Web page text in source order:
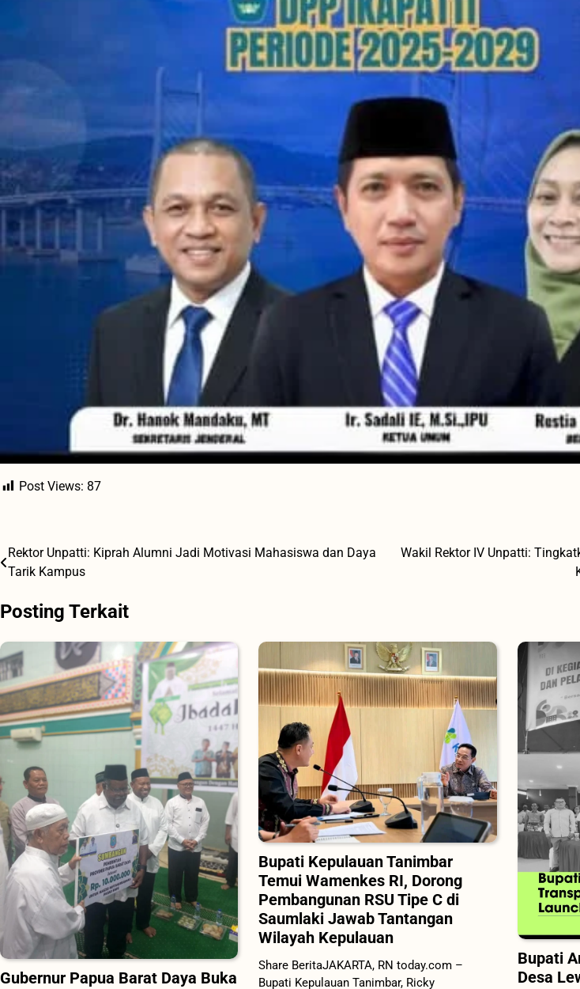
Post Views: 87
Navigasi
Rektor Unpatti: Kiprah Alumni Jadi Motivasi Mahasiswa dan Daya
Tarik Kampus
Wakil Rektor IV Unpatti:
Posting Terkait
Gubernur Papua Barat Daya Buka
Bupati Kepulauan Tanimbar
Temui Wamenkes RI, Dorong
Pembangunan RSU Tipe C di
Saumlaki Jawab Tantangan
Wilayah Kepulauan
Share BeritaJAKARTA, RN today.com –
Bupati Kepulauan Tanimbar, Ricky
Bupati
Desa